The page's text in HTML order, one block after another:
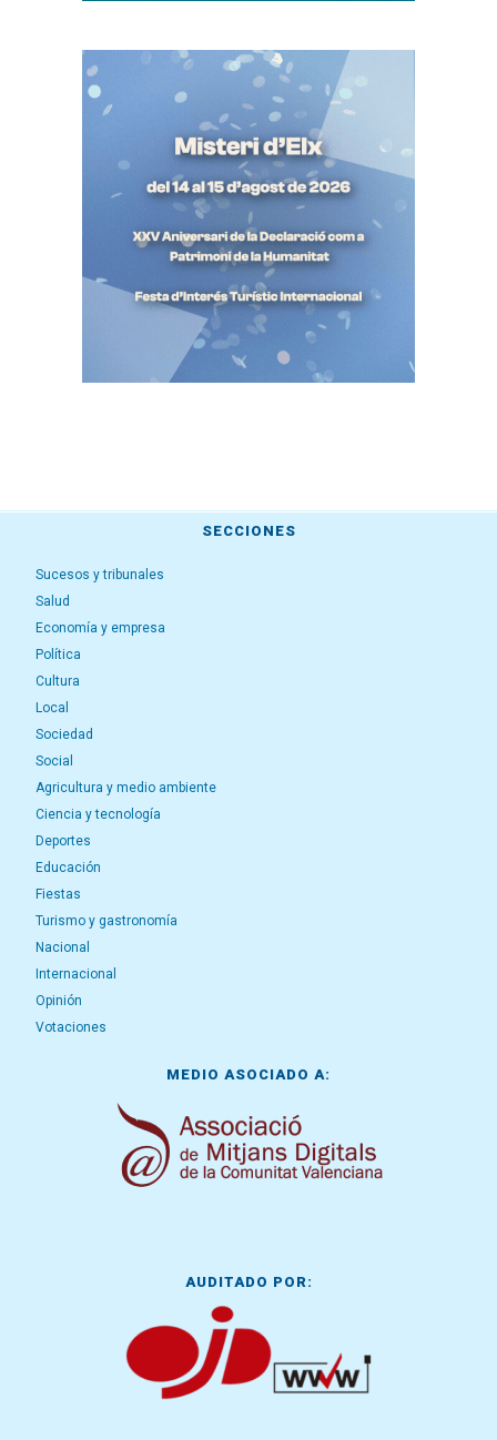
SECCIONES
Sucesos y tribunales
Salud
Economía y empresa
Política
Cultura
Local
Sociedad
Social
Agricultura y medio ambiente
Ciencia y tecnología
Deportes
Educación
Fiestas
Turismo y gastronomía
Nacional
Internacional
Opinión
Votaciones
MEDIO ASOCIADO A:
AUDITADO POR: